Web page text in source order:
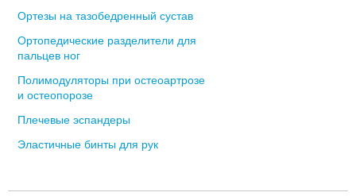
Ортезы на тазобедренный сустав
Ортопедические разделители для
пальцев ног
Полимодуляторы при остеоартрозе
и остеопорозе
Плечевые эспандеры
Эластичные бинты для рук